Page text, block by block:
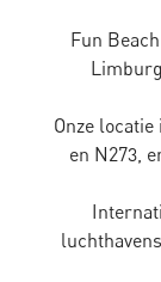
Fun
Onze
en N273,